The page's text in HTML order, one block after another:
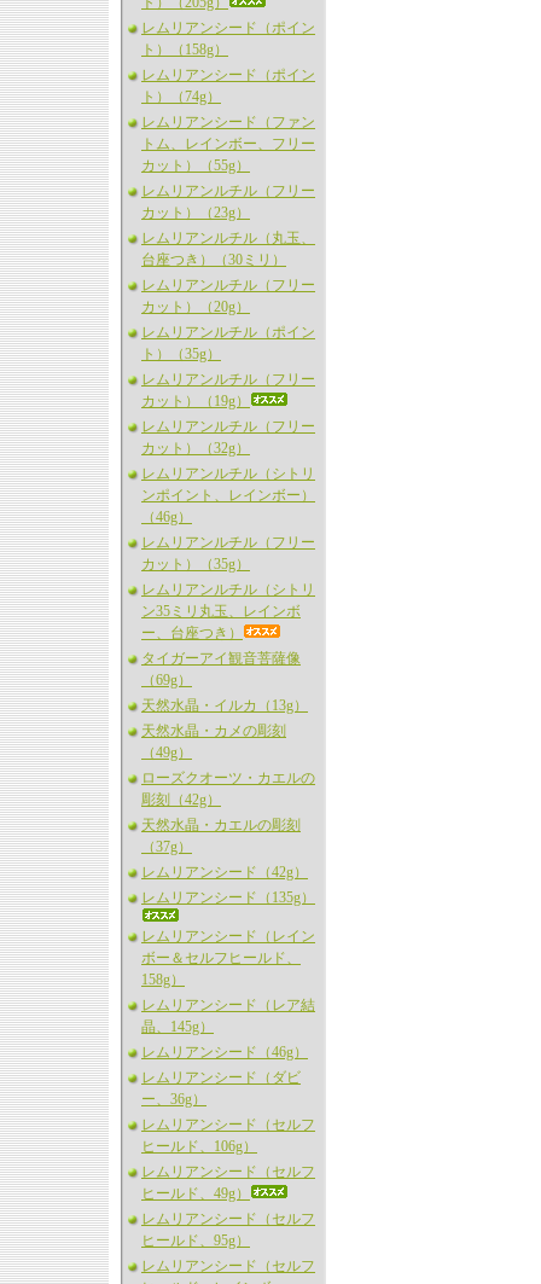
レムリアンシード（ポイン
ト）（158g）
レムリアンシード（ポイン
ト）（74g）
レムリアンシード（ファン
トム、レインボー、フリー
カット）（55g）
レムリアンルチル（フリー
カット）（23g）
レムリアンルチル（丸玉、
台座つき）（30ミリ）
レムリアンルチル（フリー
カット）（20g）
レムリアンルチル（ポイン
ト）（35g）
レムリアンルチル（フリー
カット）（19g）
レムリアンルチル（フリー
カット）（32g）
レムリアンルチル（シトリ
ンポイント、レインボー）
（46g）
レムリアンルチル（フリー
カット）（35g）
レムリアンルチル（シトリ
ン35ミリ丸玉、レインボ
ー、台座つき）
タイガーアイ観音菩薩像
（69g）
天然水晶・イルカ（13g）
天然水晶・カメの彫刻
（49g）
ローズクオーツ・カエルの
彫刻（42g）
天然水晶・カエルの彫刻
（37g）
レムリアンシード（42g）
レムリアンシード（135g）
レムリアンシード（レイン
ボー＆セルフヒールド、
158g）
レムリアンシード（レア結
晶、145g）
レムリアンシード（46g）
レムリアンシード（ダビ
ー、36g）
レムリアンシード（セルフ
ヒールド、106g）
レムリアンシード（セルフ
ヒールド、49g）
レムリアンシード（セルフ
ヒールド、95g）
レムリアンシード（セルフ